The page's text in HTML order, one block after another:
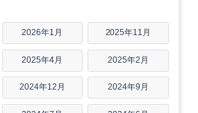
2026年1月 2025年11月
2025年4月 2025年2月
2024年12月 2024年9月